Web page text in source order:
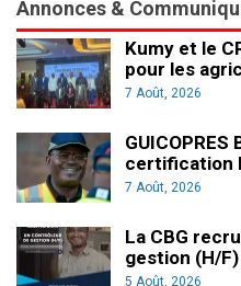
Annonces &
Kumy et le
pour les
7 Août, 2026
certification
7 Août, 2026
La CBG
gestion (H/
5 Août, 2026